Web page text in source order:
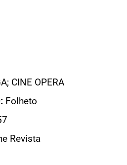
CINE OPERA
Folheto
Revista